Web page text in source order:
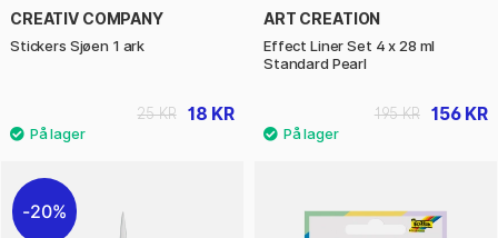
CREATIV COMPANY
Stickers Sjøen 1 ark
18 KR
25 KR
ART CREATION
Effect Liner Set 4 x 28 ml
Standard Pearl
156 KR
195 KR
20%